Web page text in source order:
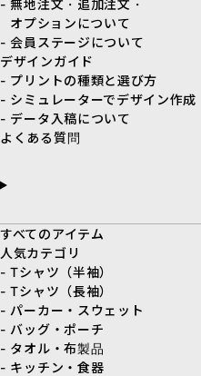
- 無地注文・追加注文・
オプションについて
- 会員ステージについて
デザインガイド
- プリントの種類と選び方
- シミュレーターでデザイン作成
- データ入稿について
よくある質問
すべてのアイテム
人気カテゴリ
- Tシャツ（半袖）
- Tシャツ（長袖）
- パーカー・スウェット
- バッグ・ポーチ
- タオル・布製品
- キッチン・食器